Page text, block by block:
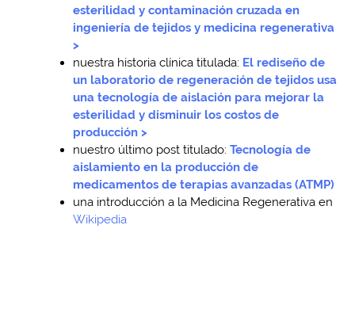
esterilidad y contaminación cruzada en
ingeniería de tejidos y medicina regenerativa
>
nuestra historia clínica titulada: El rediseño de
un laboratorio de regeneración de tejidos usa
una tecnología de aislación para mejorar la
esterilidad y disminuir los costos de
producción >
nuestro último post titulado:Tecnología de
aislamiento en la producción de
medicamentos de terapias avanzadas (ATMP)
una introducción a la Medicina Regenerativa en
Wikipedia